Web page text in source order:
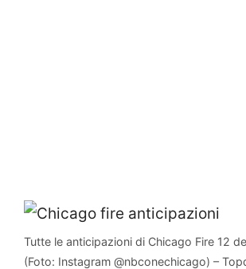
Tutte le anticipazioni di Chicago Fire 12
(Foto: Instagram @nbconechicago) –